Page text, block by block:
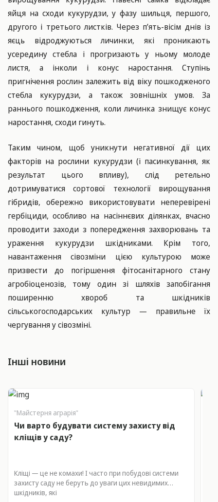
яйця на сходи кукурудзи, у фазу шильця, першого,
другого і третього листків. Через п’ять-вісім днів із
яєць відроджуються личинки, які проникають
усередину стебла і прогризають у ньому молоде
листя, а інколи і конус наростання. Ступінь
пригнічення рослин залежить від віку пошкодженого
стебла кукурудзи, а також зовнішніх умов. За
раннього пошкодження, коли личинка знищує конус
наростання, сходи гинуть.
Таким чином, щоб уникнути негативної дії цих
факторів на рослини кукурудзи (і пасинкування, як
результат цього впливу), слід ретельно
дотримуватися сортової технології вирощування
гібридів, обережно використовувати неперевірені
гербіциди, особливо на насіннєвих ділянках, вчасно
проводити заходи з попередження захворювань та
ураження кукурудзи шкідниками. Крім того,
навантаження сівозміни цією культурою може
призвести до погіршення фітосанітарного стану
агробіоценозів, тому один зі шляхів запобігання
поширенню хвороб та шкідників
сільськогосподарських культур — правильне їх
чергування у сівозміні.
Інші новини
"Майстерня аграрія"
Чи варто будувати систему захисту від
кліщів у саду?
Кліщі — це не комахи! І часто при побудові системи
захисту саду не беруть до уваги цих невидимих
шкідників, які